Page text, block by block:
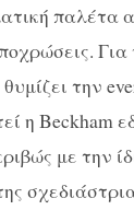
παλέτα
την
η Beckham
με την